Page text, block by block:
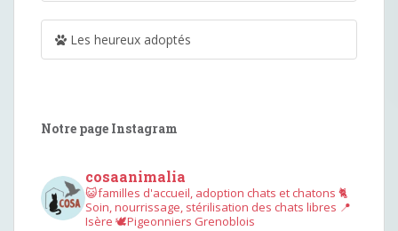
Les heureux adoptés
Notre page Instagram
cosaanimalia
😺familles d'accueil, adoption chats et chatons 🐈
Soin, nourrissage, stérilisation des chats libres 📍
Isère 🕊︎Pigeonniers Grenoblois